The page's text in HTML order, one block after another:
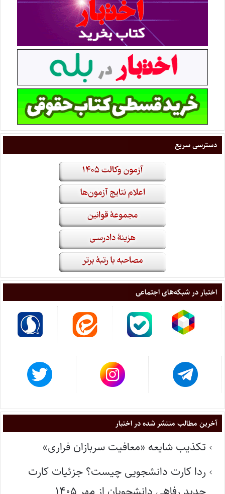
دسترسی سریع
اختبار در شبکه‌های اجتماعی
آخرین مطالب منتشر شده در اختبار
تکذیب شایعه «معافیت سربازان فراری»
ردا کارت دانشجویی چیست؟ جزئیات کارت